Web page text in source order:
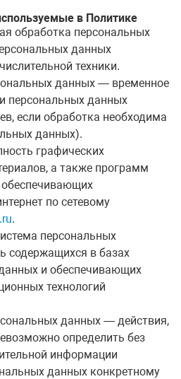
в Политике
обработка персональных
данных
техники.
данных — временное
персональных данных
если обработка необходима
данных).
графических
а также программ
по сетевому
.
персональных
содержащихся в базах
и обеспечивающих
технологий
данных — действия,
определить без
информации
данных конкретному